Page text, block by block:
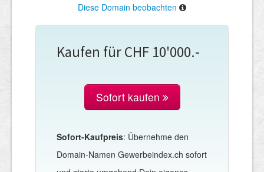
Diese Domain beobachten
Kaufen für CHF 10'000.-
Sofort kaufen
Sofort-Kaufpreis: Übernehme den
Domain-Namen Gewerbeindex.ch sofort